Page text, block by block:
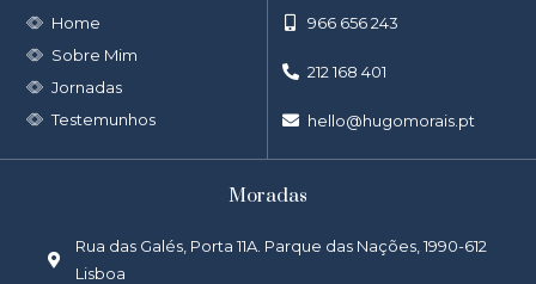
Home
Sobre Mim
Jornadas
Testemunhos
966 656 243
212 168 401
hello@hugomorais.pt
Moradas
Rua das Galés, Porta 11A. Parque das Nações, 1990-612
Lisboa